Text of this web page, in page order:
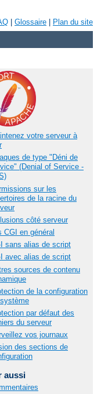
Glossaire Plan du site
votre serveur à
de type "Déni de
(Denial of Service -
sur les
de la racine du
côté serveur
CGI en général
sans alias de script
avec alias de script
sources de contenu
de la configuration
par défaut des
du serveur
vos journaux
des sections de
aussi